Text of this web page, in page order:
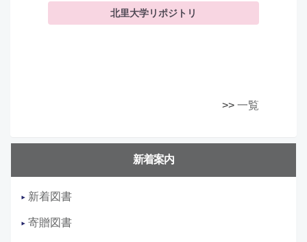
果として計300件取得する。 ≪禁止事項にあたらな
い利用の例≫ ・複数の利用者が、それぞれA誌の
北里大学リポジトリ
>>一覧
新着案内
新着図書
寄贈図書